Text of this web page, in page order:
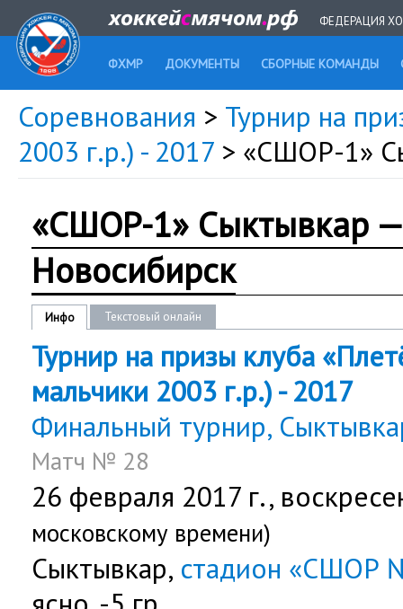
ФЕДЕРАЦИЯ
ФХМР ДОКУМЕНТЫ СБОРНЫЕ КОМАНДЫ
Соревнования > Турнир на
2003 г.р.) - 2017 > «СШОР-1»
«СШОР-1» Сыктывкар
Новосибирск
Инфо Текстовый онлайн
Турнир на призы клуба
мальчики 2003 г.р.) - 2017
Финальный турнир,
Матч № 28
26 февраля 2017 г.,
московскому времени)
Сыктывкар, стадион «СШОР